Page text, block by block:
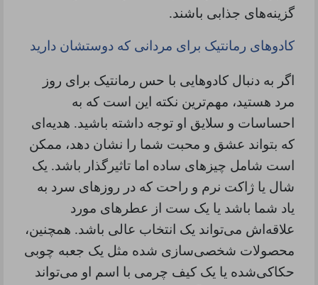
گزینه‌های جذابی باشند.
کادوهای رمانتیک برای مردانی که دوستشان دارید
اگر به دنبال کادوهایی با حس رمانتیک برای روز
مرد هستید، مهم‌ترین نکته این است که به
احساسات و سلایق او توجه داشته باشید. هدیه‌ای
که بتواند عشق و محبت شما را نشان دهد، ممکن
است شامل چیزهای ساده اما تاثیرگذار باشد. یک
شال یا ژاکت نرم و راحت که در روزهای سرد به
یاد شما باشد یا یک ست از عطرهای مورد
علاقه‌اش می‌تواند یک انتخاب عالی باشد. همچنین،
محصولات شخصی‌سازی شده مثل یک جعبه چوبی
حکاکی‌شده یا یک کیف چرمی با اسم او می‌تواند